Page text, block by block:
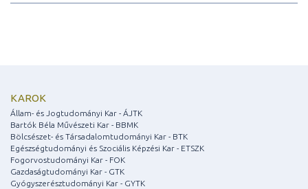
KAROK
Állam- és Jogtudományi Kar - ÁJTK
Bartók Béla Művészeti Kar - BBMK
Bölcsészet- és Társadalomtudományi Kar - BTK
Egészségtudományi és Szociális Képzési Kar - ETSZK
Fogorvostudományi Kar - FOK
Gazdaságtudományi Kar - GTK
Gyógyszerésztudományi Kar - GYTK